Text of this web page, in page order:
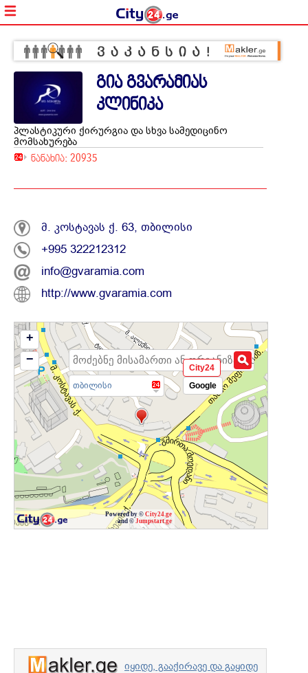
გია გვარამიას
კლინიკა
პლასტიკური ქირურგია და სხვა სამედიცინო
მომსახურება
ნანახია: 20935
მ. კოსტავას ქ. 63, თბილისი
+995 322212312
info@gvaramia.com
http://www.gvaramia.com
თბილისი
Powered by © City24.ge
and © Jumpstart.ge
+
−
City24
Google
იყიდე, გააქირავე და გაყიდე